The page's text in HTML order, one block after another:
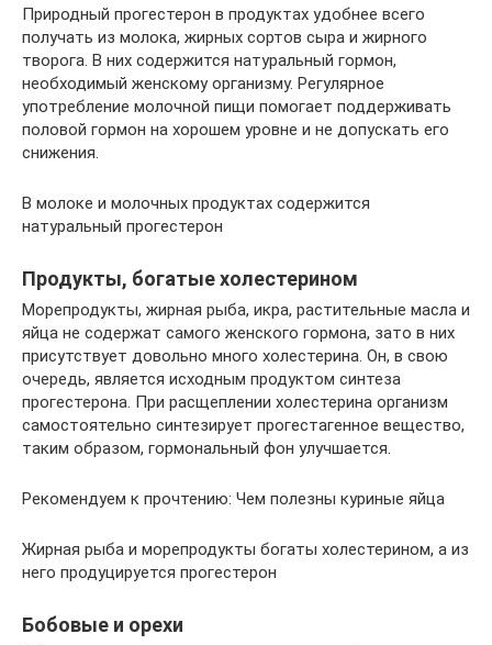
Природный прогестерон в продуктах удобнее всего
получать из молока, жирных сортов сыра и жирного
творога. В них содержится натуральный гормон,
необходимый женскому организму. Регулярное
употребление молочной пищи помогает поддерживать
половой гормон на хорошем уровне и не допускать его
снижения.
В молоке и молочных продуктах содержится
натуральный прогестерон
Продукты, богатые холестерином
Морепродукты, жирная рыба, икра, растительные масла и
яйца не содержат самого женского гормона, зато в них
присутствует довольно много холестерина. Он, в свою
очередь, является исходным продуктом синтеза
прогестерона. При расщеплении холестерина организм
самостоятельно синтезирует прогестагенное вещество,
таким образом, гормональный фон улучшается.
Рекомендуем к прочтению: Чем полезны куриные яйца
Жирная рыба и морепродукты богаты холестерином, а из
него продуцируется прогестерон
Бобовые и орехи